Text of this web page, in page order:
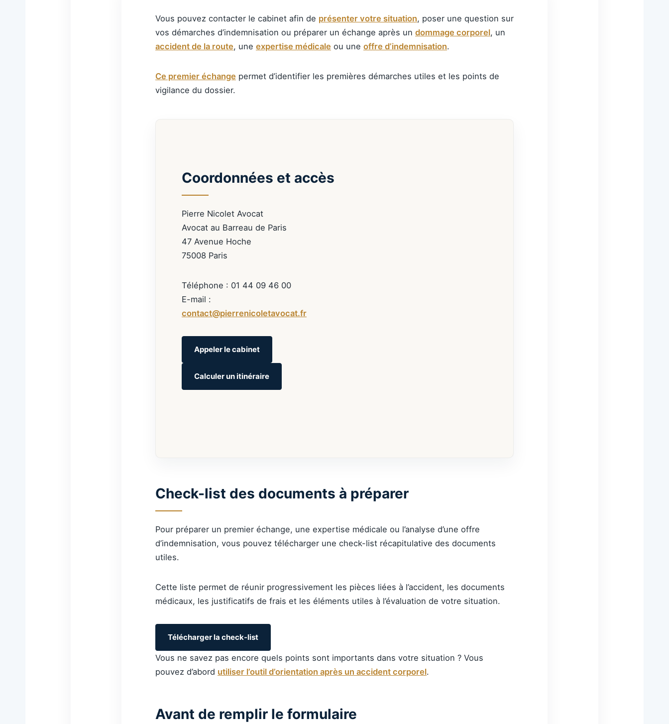
Vous pouvez contacter le cabinet afin de présenter votre situation, poser une question sur
vos démarches d’indemnisation ou préparer un échange après un dommage corporel, un
accident de la route, une expertise médicale ou une offre d’indemnisation.
Ce premier échange permet d’identifier les premières démarches utiles et les points de
vigilance du dossier.
Coordonnées et accès
Pierre Nicolet Avocat
Avocat au Barreau de Paris
47 Avenue Hoche
75008 Paris
Téléphone : 01 44 09 46 00
E-mail :
contact@pierrenicoletavocat.fr
Appeler le cabinet
Calculer un itinéraire
Check-list des documents à préparer
Pour préparer un premier échange, une expertise médicale ou l’analyse d’une offre
d’indemnisation, vous pouvez télécharger une check-list récapitulative des documents
utiles.
Cette liste permet de réunir progressivement les pièces liées à l’accident, les documents
médicaux, les justificatifs de frais et les éléments utiles à l’évaluation de votre situation.
Télécharger la check-list
Vous ne savez pas encore quels points sont importants dans votre situation ? Vous
pouvez d’abord utiliser l’outil d’orientation après un accident corporel.
Avant de remplir le formulaire